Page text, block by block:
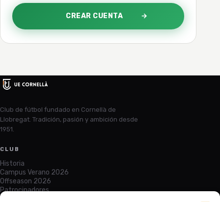
CREAR CUENTA
Club de fútbol fundado en Cornellà de
Llobregat. Tradición, pasión y ambición desde
1951.
CLUB
Historia
Campus Verano 2026
Offseason 2026
Patrocinadores